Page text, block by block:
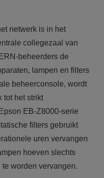
netwerk is in het
collegezaal van
beheerders de
lampen en filters
beheerconsole, wordt
tot het strikt
EB-Z8000-serie
filters gebruikt
uren vervangen
hoeven slechts
worden vervangen.